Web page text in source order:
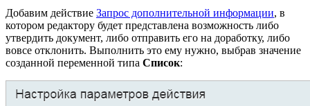
Добавим действие Запрос дополнительной информации, в
котором редактору будет представлена возможность либо
утвердить документ, либо отправить его на доработку, либо
вовсе отклонить. Выполнить это ему нужно, выбрав значение
созданной переменной типа Список: